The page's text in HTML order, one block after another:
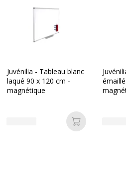
Acier laqué
Coins en plastique,
à sec, Orientation
au panier
Juvénilia - Tableau blanc
laqué 90 x 120 cm -
magnétique
Ajouter au